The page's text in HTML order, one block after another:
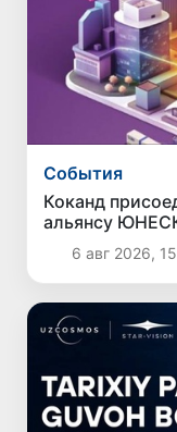
Cобытия
Коканд
альянсу
6 авг 2026,